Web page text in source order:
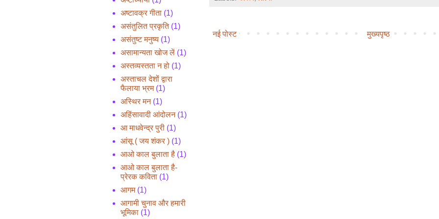
नई पोस्ट मुख्यपृष्ठ
अष्टावक्र गीता (1)
असंतुलित प्रकृति (1)
असंतुष्ट मनुष्य (1)
असामान्यता खोज लें (1)
अस्तव्यस्तता न हो (1)
अस्ताचल देशों द्वारा
फैलाया भ्रम (1)
अस्थिर मन (1)
अहिंसावादी आंदोलन (1)
आ माधवेन्द्र पुरी (1)
आंसू ( जय शंकर ) (1)
आओ काल बुलाता है (1)
आओ काल बुलाता है-
प्रेरक कविता (1)
आगम (1)
आगामी चुनाव और हमारी
भूमिका (1)